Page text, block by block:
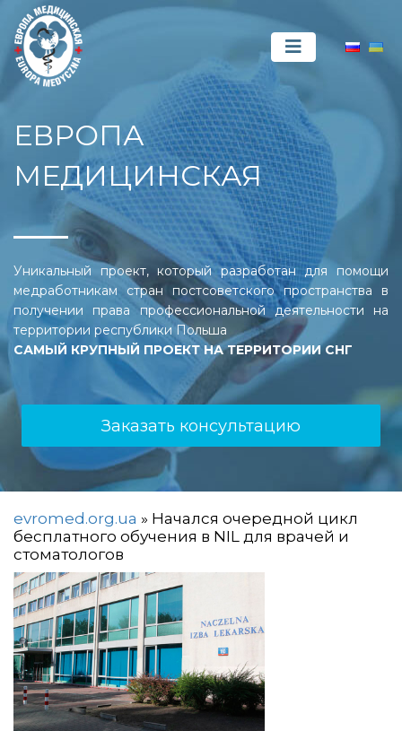
ЕВРОПА
МЕДИЦИНСКАЯ
Уникальный проект, который разработан для помощи
медработникам стран постсоветского пространства в
получении права профессиональной деятельности на
территории республики Польша
САМЫЙ КРУПНЫЙ ПРОЕКТ НА ТЕРРИТОРИИ СНГ
Заказать консультацию
evromed.org.ua » Начался очередной цикл
бесплатного обучения в NIL для врачей и
стоматологов